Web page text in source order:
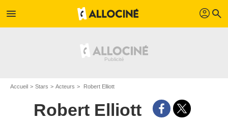
menu profil search
Accueil Stars Acteurs Robert Elliott
Robert Elliott